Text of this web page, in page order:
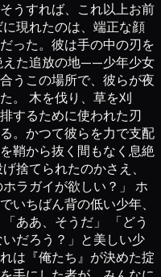
うすれば、これ以上お前
現れたのは、端正な顔
った。彼は手の中の刃を
えた追放の地——少年少女
うこの場所で、彼らが夜
。 木を伐り、草を刈
するために使われた刃
。かつて彼らを力で支配
鞘から抜く間もなく息絶
捨てられたのかさえ、
ラガイが欲しい？」 ホ
いちばん背の低い少年、
ああ、そうだ」 「どう
だろう？」と美しい少
は『俺たち』が決めた掟